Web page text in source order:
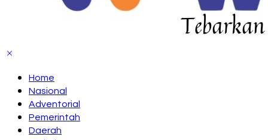
Home
Nasional
Adventorial
Pemerintah
Daerah